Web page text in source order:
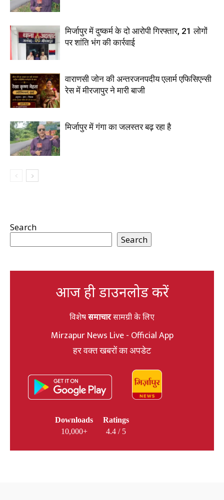
मिर्जापुर में दुष्कर्म के दो आरोपी गिरफ्तार, 21 लोगों
पर शांति भंग की कार्रवाई
वाराणसी जोन की अन्तरजनपदीय एलार्म एफिसिएन्सी
रेस में मीरजापुर ने मारी बाजी
मिर्जापुर में गंगा का जलस्तर बढ़ रहा है
Search
Search
आज ही डाउनलोड करें
विशेषसमाचारसामग्री के लिए
Mirzapur News Live - Official App
हर वक्त खबरों का अपडेट
Downloads
10,000+
Ratings
4.4 / 5